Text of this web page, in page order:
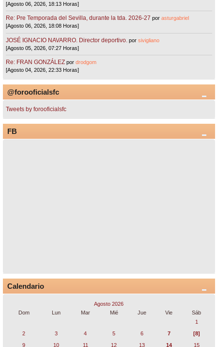
[Agosto 06, 2026, 18:13 Horas]
Re: Pre Temporada del Sevilla, durante la tda. 2026-27 porasturgabriel
[Agosto 06, 2026, 18:08 Horas]
JOSÉ IGNACIO NAVARRO. Director deportivo. porsivigliano
[Agosto 05, 2026, 07:27 Horas]
Re: FRAN GONZÁLEZ pordrodgom
[Agosto 04, 2026, 22:33 Horas]
@forooficialsfc
Tweets by forooficialsfc
FB
Calendario
Agosto 2026
Dom
Lun Mar Mié Jue Vie
Sáb
1
2
3 4 5 6 7
[8]
9
10 11 12 13 14 15